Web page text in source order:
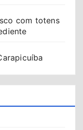
com totens